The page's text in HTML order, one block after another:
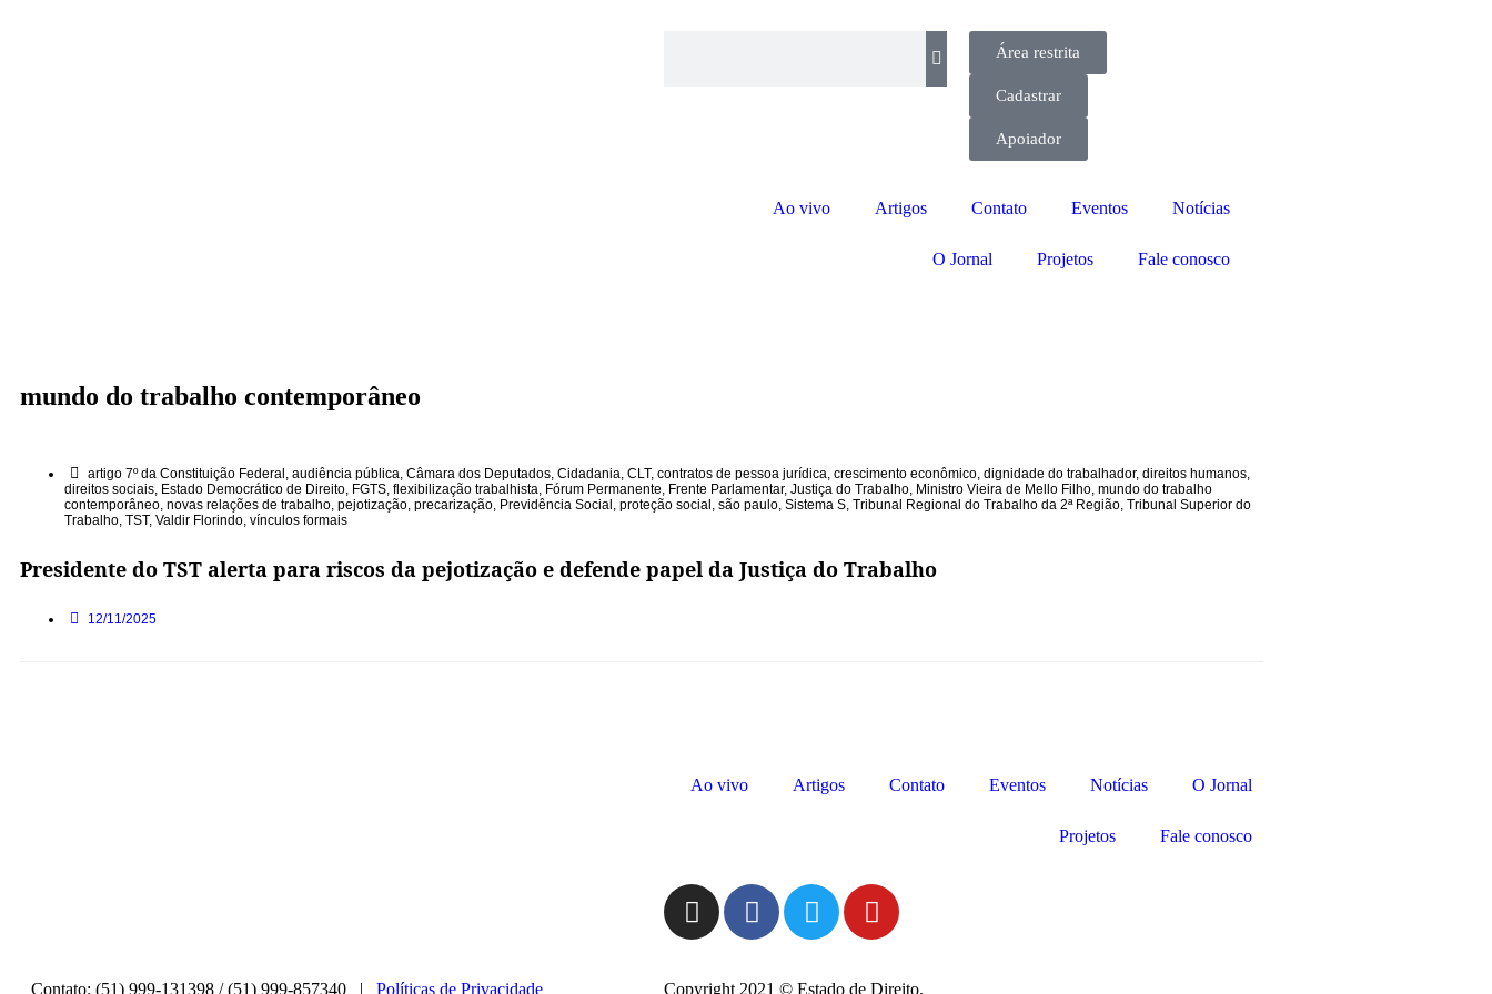
Área restrita
Cadastrar
Apoiador
Ao vivo Artigos Contato Eventos Notícias
O Jornal Projetos Fale conosco
mundo do trabalho contemporâneo
artigo 7º da Constituição Federal , audiência pública, Câmara dos Deputados, Cidadania, CLT, contratos de pessoa jurídica, crescimento econômico, dignidade do trabalhador, direitos humanos,
direitos sociais, Estado Democrático de Direito, FGTS, flexibilização trabalhista, Fórum Permanente, Frente Parlamentar, Justiça do Trabalho, Ministro Vieira de Mello Filho, mundo do trabalho
contemporâneo, novas relações de trabalho, pejotização, precarização, Previdência Social , proteção social , são paulo, Sistema S, Tribunal Regional do Trabalho da 2ª Região, Tribunal Superior do
Trabalho, TST, Valdir Florindo, vínculos formais
Presidente do TST alerta para riscos da pejotização e defende papel da Justiça do Trabalho
12/11/2025
Ao vivo Artigos Contato Eventos Notícias O Jornal
Projetos Fale conosco
Contato: (51) 999-131398 / (51) 999-857340 | Políticas de Privacidade Copyright 2021 © Estado de Direito.